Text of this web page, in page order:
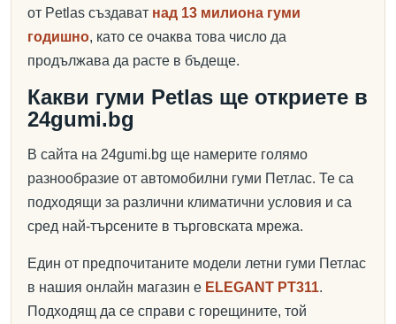
от Petlas създават над 13 милиона гуми
годишно, като се очаква това число да
продължава да расте в бъдеще.
Какви гуми Petlas ще откриете в
24gumi.bg
В сайта на 24gumi.bg ще намерите голямо
разнообразие от автомобилни гуми Петлас. Те са
подходящи за различни климатични условия и са
сред най-търсените в търговската мрежа.
Един от предпочитаните модели летни гуми Петлас
в нашия онлайн магазин е ELEGANT PT311.
Подходящ да се справи с горещините, той